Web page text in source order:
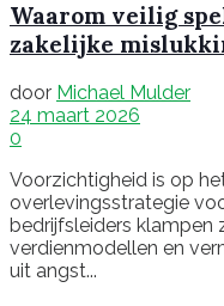
Waarom veilig
zakelijke
door Michael Mulder
24 maart 2026
0
Voorzichtigheid is op
overlevingsstrategie
bedrijfsleiders klampen
verdienmodellen en
uit angst...